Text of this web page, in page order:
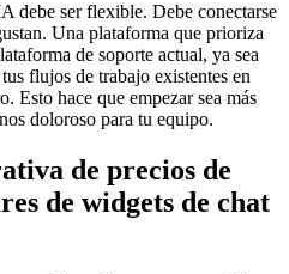
debe ser flexible. Debe conectarse
Una plataforma que prioriza
de soporte actual, ya sea
flujos de trabajo existentes en
Esto hace que empezar sea más
doloroso para tu equipo.
de precios de
de widgets de chat